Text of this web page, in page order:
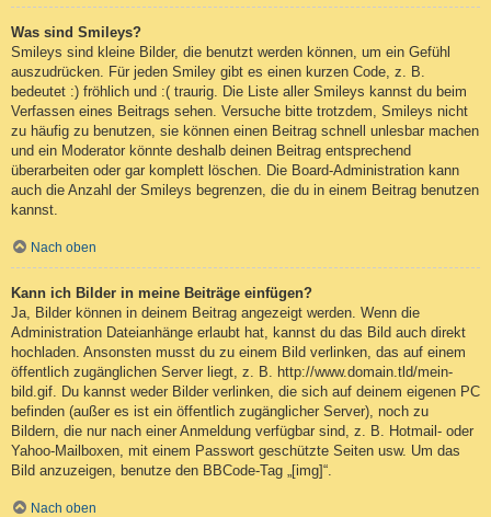
Was sind Smileys?
Smileys sind kleine Bilder, die benutzt werden können, um ein Gefühl
auszudrücken. Für jeden Smiley gibt es einen kurzen Code, z. B.
bedeutet :) fröhlich und :( traurig. Die Liste aller Smileys kannst du beim
Verfassen eines Beitrags sehen. Versuche bitte trotzdem, Smileys nicht
zu häufig zu benutzen, sie können einen Beitrag schnell unlesbar machen
und ein Moderator könnte deshalb deinen Beitrag entsprechend
überarbeiten oder gar komplett löschen. Die Board-Administration kann
auch die Anzahl der Smileys begrenzen, die du in einem Beitrag benutzen
kannst.
Nach oben
Kann ich Bilder in meine Beiträge einfügen?
Ja, Bilder können in deinem Beitrag angezeigt werden. Wenn die
Administration Dateianhänge erlaubt hat, kannst du das Bild auch direkt
hochladen. Ansonsten musst du zu einem Bild verlinken, das auf einem
öffentlich zugänglichen Server liegt, z. B. http://www.domain.tld/mein-
bild.gif. Du kannst weder Bilder verlinken, die sich auf deinem eigenen PC
befinden (außer es ist ein öffentlich zugänglicher Server), noch zu
Bildern, die nur nach einer Anmeldung verfügbar sind, z. B. Hotmail- oder
Yahoo-Mailboxen, mit einem Passwort geschützte Seiten usw. Um das
Bild anzuzeigen, benutze den BBCode-Tag „[img]“.
Nach oben